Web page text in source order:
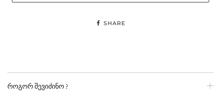
SHARE
როგორ შევიძინო ?